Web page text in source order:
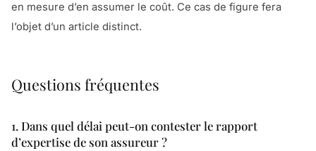
en mesure d’en assumer le coût. Ce cas de figure fera
l’objet d’un article distinct.
Questions fréquentes
1. Dans quel délai peut-on contester le rapport
d’expertise de son assureur ?